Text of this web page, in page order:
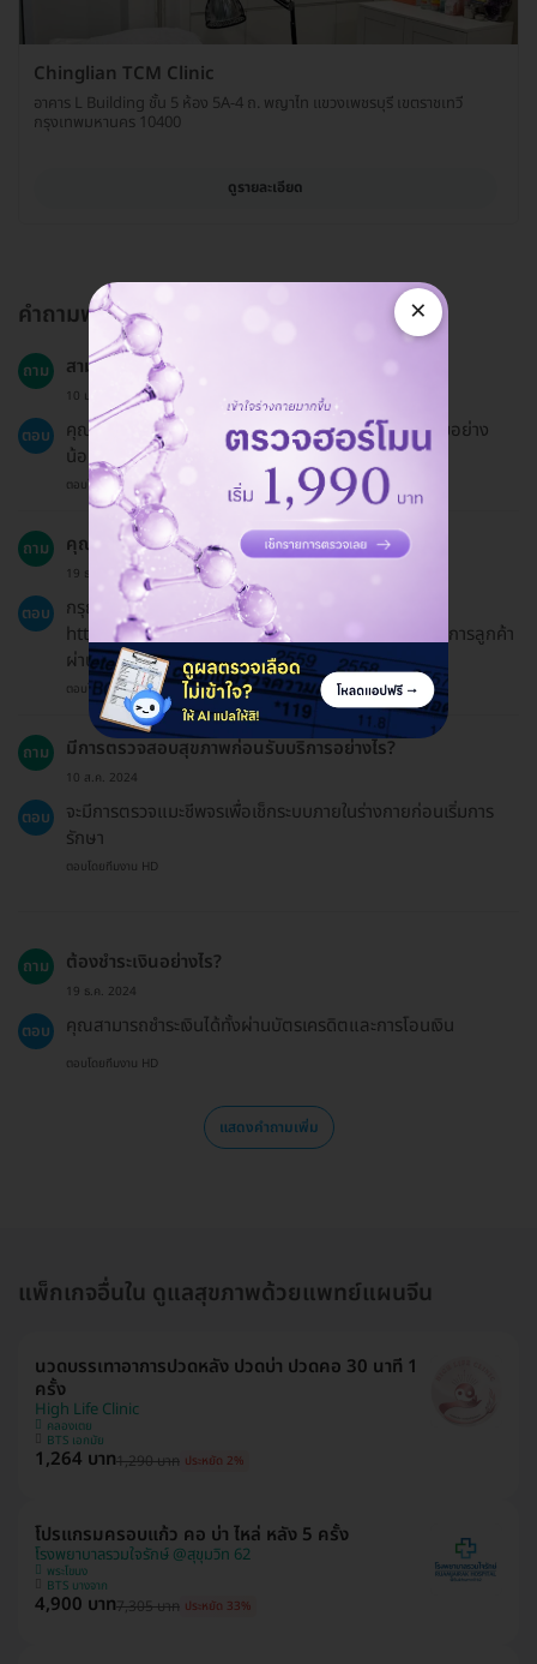
Chinglian TCM Clinic
อาคาร L Building ชั้น 5 ห้อง 5A-4 ถ. พญาไท แขวงเพชรบุรี เขตราชเทวี
กรุงเทพมหานคร 10400
ดูรายละเอียด
คำถามพบบ่อย
ถาม สามารถเลื่อนนัดได้หรือไม่?
10 ม.ค. 2023
ตอบ
คุณสามารถเลื่อนนัดได้โดยแจ้งล่วงหน้าก่อนเวลานัดเดิมอย่าง
น้อย 24 ชั่วโมง
ตอบโดยทีมงาน HD
ถาม คุณมีโปรโมชั่นหรือโค้ดส่วนลดไหม?
19 ธ.ค. 2024
ตอบ
กรุณาตรวจสอบหน้าโปรโมชั่นพิเศษของเราได้ที่
https://hdmall.co.th/c/reward หรือสอบถามทีมบริการลูกค้า
ผ่านแชทสำหรับโปรโมชั่นล่าสุด
ตอบโดยทีมงาน HD
ถาม มีการตรวจสอบสุขภาพก่อนรับบริการอย่างไร?
10 ส.ค. 2024
ตอบ
จะมีการตรวจแมะชีพจรเพื่อเช็กระบบภายในร่างกายก่อนเริ่มการ
รักษา
ตอบโดยทีมงาน HD
ถาม ต้องชำระเงินอย่างไร?
19 ธ.ค. 2024
ตอบ คุณสามารถชำระเงินได้ทั้งผ่านบัตรเครดิตและการโอนเงิน
ตอบโดยทีมงาน HD
แสดงคำถามเพิ่ม
แพ็กเกจอื่นใน ดูแลสุขภาพด้วยแพทย์แผนจีน
นวดบรรเทาอาการปวดหลัง ปวดบ่า ปวดคอ 30 นาที 1
ครั้ง
High Life Clinic
คลองเตย
BTS เอกมัย
1,264 บาท1,290 บาท ประหยัด 2%
โปรแกรมครอบแก้ว คอ บ่า ไหล่ หลัง 5 ครั้ง
โรงพยาบาลรวมใจรักษ์ @สุขุมวิท 62
พระโขนง
BTS บางจาก
4,900 บาท7,305 บาท ประหยัด 33%
×